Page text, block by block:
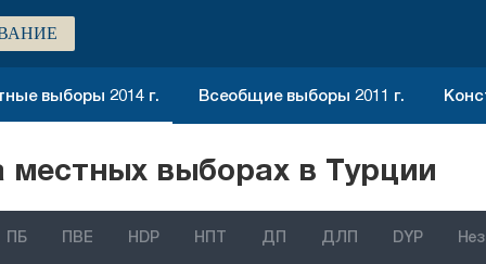
выборы 2014 г. Всеобщие выборы 2011 г.
выборах в Турции
ПБ ПВЕ HDP НПТ ДП ДЛП DYP